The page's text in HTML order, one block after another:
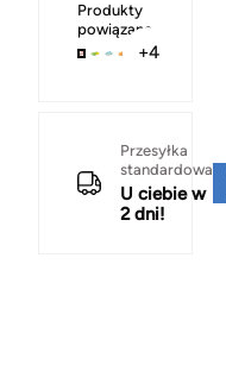
Produkty
powiązane
+4
Przesyłka
standardowa
U ciebie w
2 dni!